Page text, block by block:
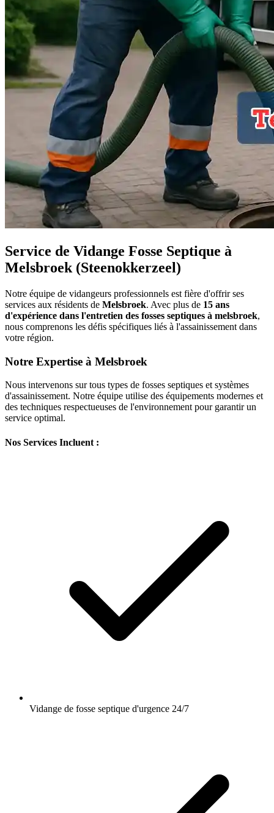
Service de Vidange Fosse Septique à
Melsbroek (Steenokkerzeel)
Notre équipe de vidangeurs professionnels est fière d'offrir ses
services aux résidents de Melsbroek. Avec plus de 15 ans
d'expérience dans l'entretien des fosses septiques à melsbroek,
nous comprenons les défis spécifiques liés à l'assainissement dans
votre région.
Notre Expertise à Melsbroek
Nous intervenons sur tous types de fosses septiques et systèmes
d'assainissement. Notre équipe utilise des équipements modernes et
des techniques respectueuses de l'environnement pour garantir un
service optimal.
Nos Services Incluent :
Vidange de fosse septique d'urgence 24/7